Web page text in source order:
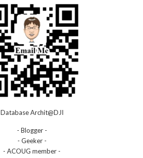
Database Archit@DJI
- Blogger -
- Geeker -
- ACOUG member -